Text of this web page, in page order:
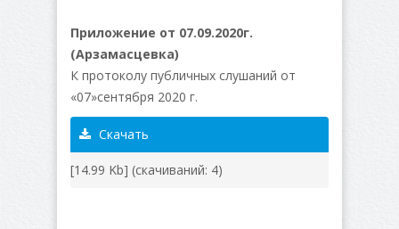
Приложение от 07.09.2020г.
(Арзамасцевка)
К протоколу публичных слушаний от
«07»сентября 2020 г.
Скачать
[14.99 Kb] (cкачиваний: 4)